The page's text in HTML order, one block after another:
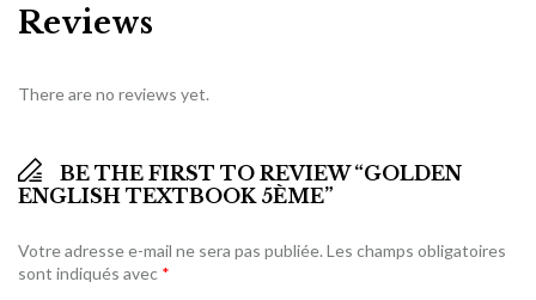
Reviews
There are no reviews yet.
BE THE FIRST TO REVIEW “GOLDEN
ENGLISH TEXTBOOK 5ÈME”
Votre adresse e-mail ne sera pas publiée.Les champs obligatoires
sont indiqués avec *